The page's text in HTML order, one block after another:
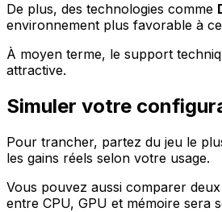
De plus, des technologies comme
environnement plus favorable à
À moyen terme, le support
attractive.
Simuler votre
Pour trancher, partez du jeu le
les gains réels selon votre usage.
Vous pouvez aussi comparer
entre CPU, GPU et mémoire sera